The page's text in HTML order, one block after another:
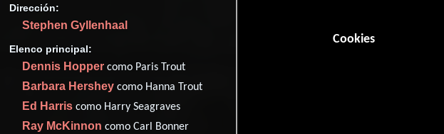
Cookies
Dirección:
Stephen Gyllenhaal
Elenco principal:
Dennis Hopper como Paris Trout
Barbara Hershey como Hanna Trout
Ed Harris como Harry Seagraves
Ray McKinnon como Carl Bonner
01 hr 33 min (93 minutos).